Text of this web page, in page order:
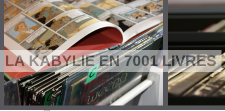
LA KABYLIE EN 7001 LIVRES